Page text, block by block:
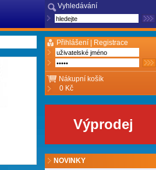
Vyhledávání
Přihlášení | Registrace
Nákupní košík
0 Kč
Výprodej
NOVINKY